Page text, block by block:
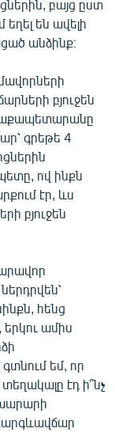
բայց ըստ
են ավելի
անձինք։
բյուջեն
գրեթե 4
ով ինքն
էր, ևս
բյուջեն
հենց
երկու ամիս
եմ, որ
էդ ի՞նչ